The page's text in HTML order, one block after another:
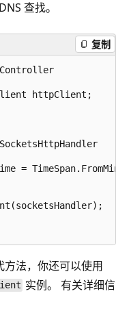
查找。
复制
httpClient;
=
方法，你还可以使用
实例。 有关详细信